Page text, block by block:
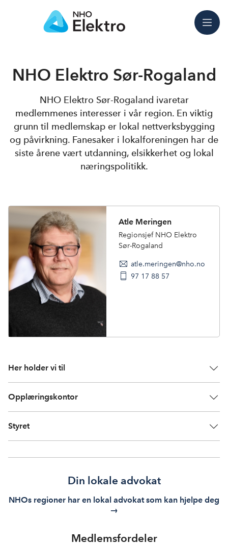
Meny
NHO Elektro Sør-Rogaland
NHO Elektro Sør-Rogaland ivaretar
medlemmenes interesser i vår region. En viktig
grunn til medlemskap er lokal nettverksbygging
og påvirkning. Fanesaker i lokalforeningen har de
siste årene vært utdanning, elsikkerhet og lokal
næringspolitikk.
Atle Meringen
Regionsjef NHO Elektro
Sør-Rogaland
atle.meringen@nho.no
97 17 88 57
Her holder vi til
Opplæringskontor
Styret
Din lokale advokat
NHOs regioner har en lokal advokat som kan hjelpe deg
→
Medlemsfordeler